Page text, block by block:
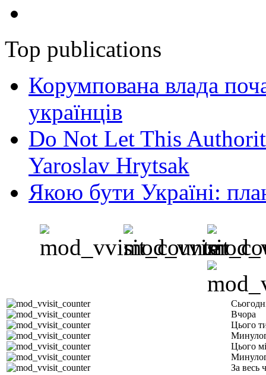
Top publications
Корумпована влада
українців
Do Not Let This
Yaroslav Hrytsak
Якою бути Україні:
Вчора
Цього
Цього
За весь